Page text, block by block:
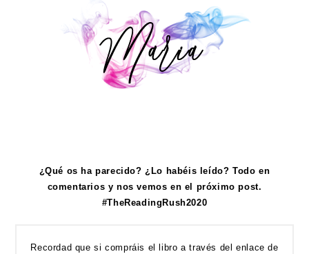
¿Qué os ha parecido? ¿Lo habéis leído? Todo en
comentarios y nos vemos en el próximo post.
#TheReadingRush2020
Recordad que si compráis el libro a través del enlace de